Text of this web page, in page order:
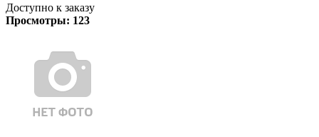
Доступно к заказу
Просмотры: 123